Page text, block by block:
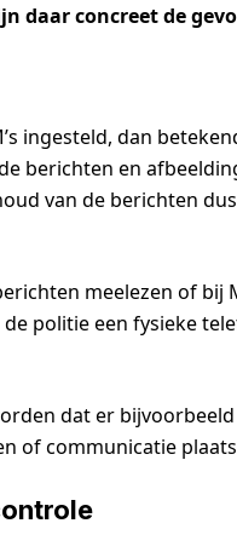
daar concreet de
ingesteld, dan
berichten en
van de berichten
meelezen of bij
politie een fysieke
dat er
of communicatie